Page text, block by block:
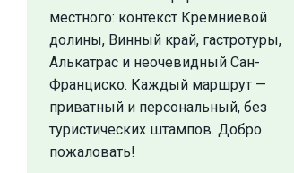
местного: контекст Кремниевой
долины, Винный край, гастротуры,
Алькатрас и неочевидный Сан-
Франциско. Каждый маршрут —
приватный и персональный, без
туристических штампов. Добро
пожаловать!